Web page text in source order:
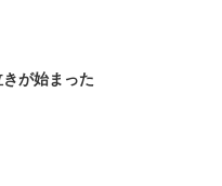
が始まった